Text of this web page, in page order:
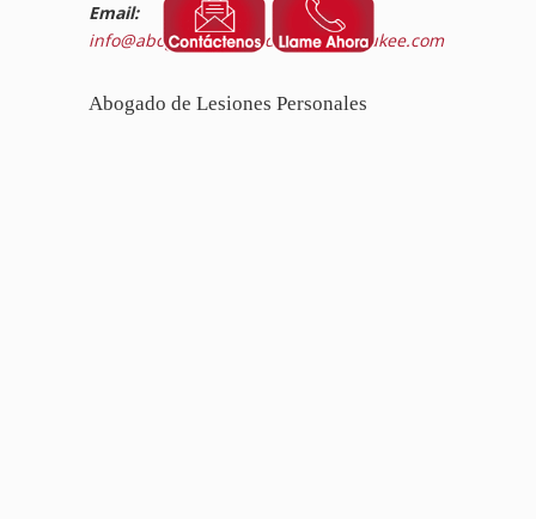
Email:
info@abogadosdeaccidentesmilwaukee.com
Abogado de Lesiones Personales